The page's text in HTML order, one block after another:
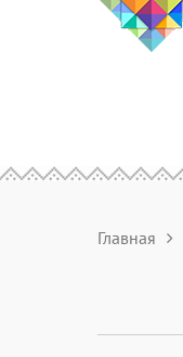
Главная